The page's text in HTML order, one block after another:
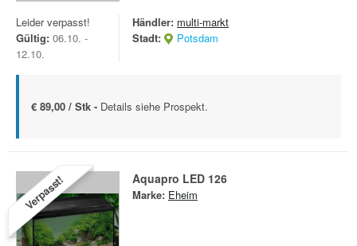
Leider verpasst!
Gültig: 06.10. -
12.10.
Händler: multi-markt
Stadt:
Potsdam
€ 89,00 / Stk - Details siehe Prospekt.
Verpasst! Aquapro LED 126
Marke: Eheim